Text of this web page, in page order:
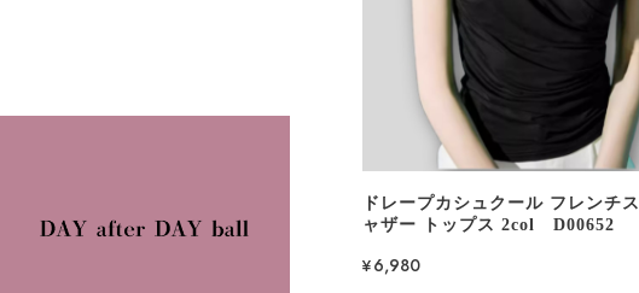
ドレープカシュクール フレンチ
ャザー トップス 2col D00652
¥6,980